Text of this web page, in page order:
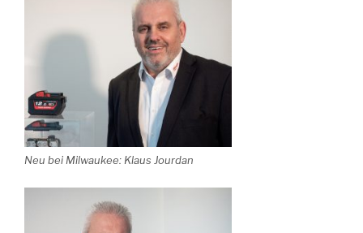
Neu bei Milwaukee: Klaus Jourdan